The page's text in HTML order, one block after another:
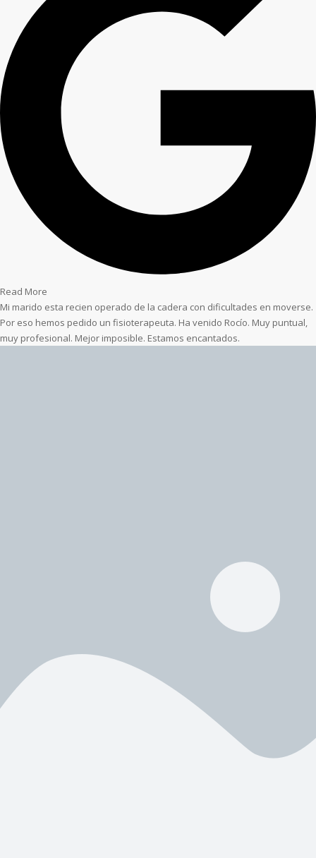
Read More
Mi marido esta recien operado de la cadera con dificultades en moverse.
Por eso hemos pedido un fisioterapeuta. Ha venido Rocío. Muy puntual,
muy profesional. Mejor imposible. Estamos encantados.